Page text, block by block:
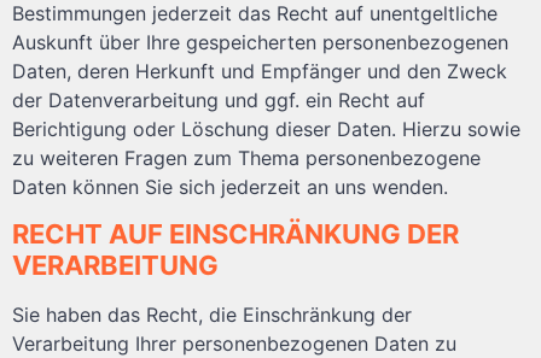
Bestimmungen jederzeit das Recht auf unentgeltliche
Auskunft über Ihre gespeicherten personenbezogenen
Daten, deren Herkunft und Empfänger und den Zweck
der Datenverarbeitung und ggf. ein Recht auf
Berichtigung oder Löschung dieser Daten. Hierzu sowie
zu weiteren Fragen zum Thema personenbezogene
Daten können Sie sich jederzeit an uns wenden.
RECHT AUF EINSCHRÄNKUNG DER
VERARBEITUNG
Sie haben das Recht, die Einschränkung der
Verarbeitung Ihrer personenbezogenen Daten zu